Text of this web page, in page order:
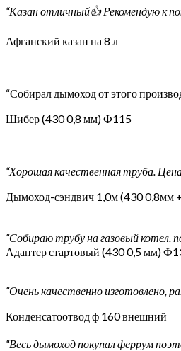
“Казан отличный👍 Рекомендую к
Афганский казан на 8 л
“Собирал дымоход от этого
Шибер (430 0,8 мм) Ф115
“Хорошая качественная труба.
Дымоход-сэндвич 1,0м (430 0,8мм
“Собираю трубу на газовый котел.
Адаптер стартовый (430 0,5 мм)
“Очень качественно изготовлено,
Конденсатоотвод ф 160 внешний
“Весь дымоход покупал феррум